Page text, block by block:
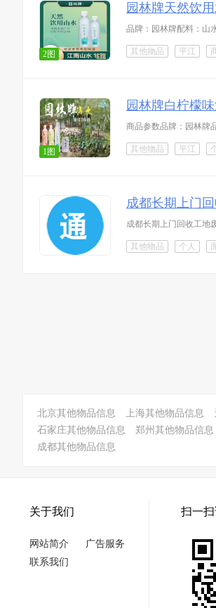
2图
园林牌天然饮
其他物品 平江
1图
园林牌白柠檬
其他物品 平江
成都长期上门
成都长期上门回收工地
其他物品 个人
北京其他物品信息 上海其他物品信息
石家庄其他物品信息
郑州其他物品信息
成都其他物品信息
关于我们
网站简介
广告服务
联系我们
扫一